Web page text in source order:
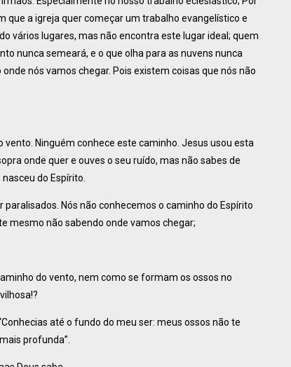
que a igreja quer começar um trabalho evangelístico e
vários lugares, mas não encontra este lugar ideal; quem
nunca semeará, e o que olha para as nuvens nunca
nós vamos chegar. Pois existem coisas que nós não
Ninguém conhece este caminho. Jesus usou esta
onde quer e ouves o seu ruído, mas não sabes de
do Espírito.
Nós não conhecemos o caminho do Espírito
mesmo não sabendo onde vamos chegar;
do vento, nem como se formam os ossos no
até o fundo do meu ser: meus ossos não te
profunda”.